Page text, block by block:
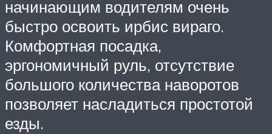
начинающим водителям очень
быстро освоить ирбис вираго.
Комфортная посадка,
эргономичный руль, отсутствие
большого количества наворотов
позволяет насладиться простотой
езды.